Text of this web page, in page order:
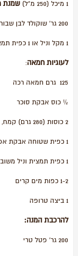
1 מיכל (250 מ"ל) שמנת
200 גר' שוקולד לבן שבור לקוביות או במטבעות
1 מקל וניל או 1 כפית תמצית וניל איכותית
לעוגיות חמאה:
125 גרם חמאה רכה
½ כוס אבקת סוכר
2 כוסות (280 גרם) קמח, מנופה
1 כפית שטוחה אבקת אפייה
1 כפית תמצית וניל משובחת
1-2 כפות מים קרים
1 ביצה טרופה
להרכבת המנה:
200 גר' פטל טרי